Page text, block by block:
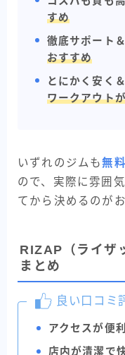
すめ
徹底サポート
おすすめ
とにかく安く
ワークアウト
いずれのジムも無
ので、実際に雰囲
てから決めるのが
RIZAP（ライザ
まとめ
良い口コミ
アクセスが便
店内が清潔で
BEYOND
無料カウン